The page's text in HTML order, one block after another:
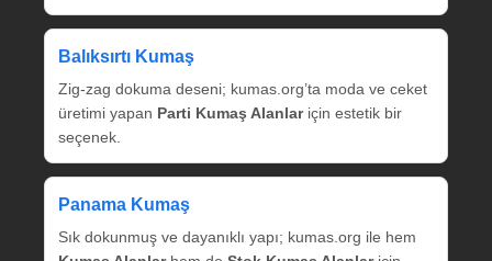
Balıksırtı Kumaş
Zig‑zag dokuma deseni; kumas.org’ta moda ve ceket
üretimi yapan Parti Kumaş Alanlariçin estetik bir
seçenek.
Panama Kumaş
Sık dokunmuş ve dayanıklı yapı; kumas.org ile hem